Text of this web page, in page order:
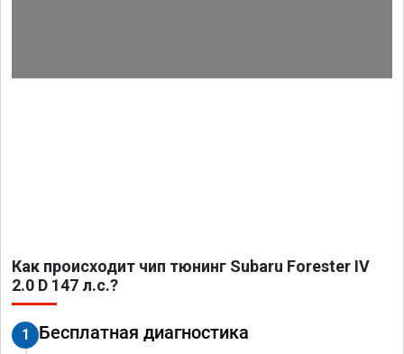
Как происходит чип тюнинг Subaru Forester IV
2.0 D 147 л.с.?
1 Бесплатная диагностика